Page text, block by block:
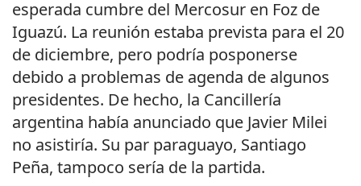
esperada cumbre del Mercosur en Foz de
Iguazú. La reunión estaba prevista para el 20
de diciembre, pero podría posponerse
debido a problemas de agenda de algunos
presidentes. De hecho, la Cancillería
argentina había anunciado que Javier Milei
no asistiría. Su par paraguayo, Santiago
Peña, tampoco sería de la partida.